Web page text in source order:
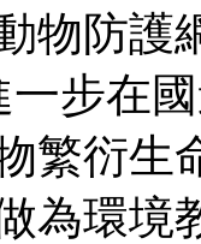
物防護
一步在
繁衍生
為環境